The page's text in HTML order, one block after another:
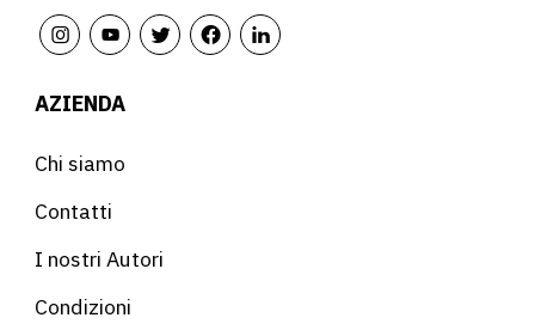
AZIENDA
Chi siamo
Contatti
I nostri Autori
Condizioni